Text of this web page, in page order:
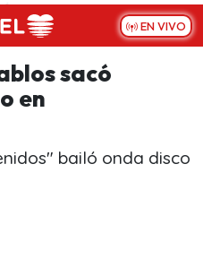
EN VIVO
sacó
en
bailó onda disco